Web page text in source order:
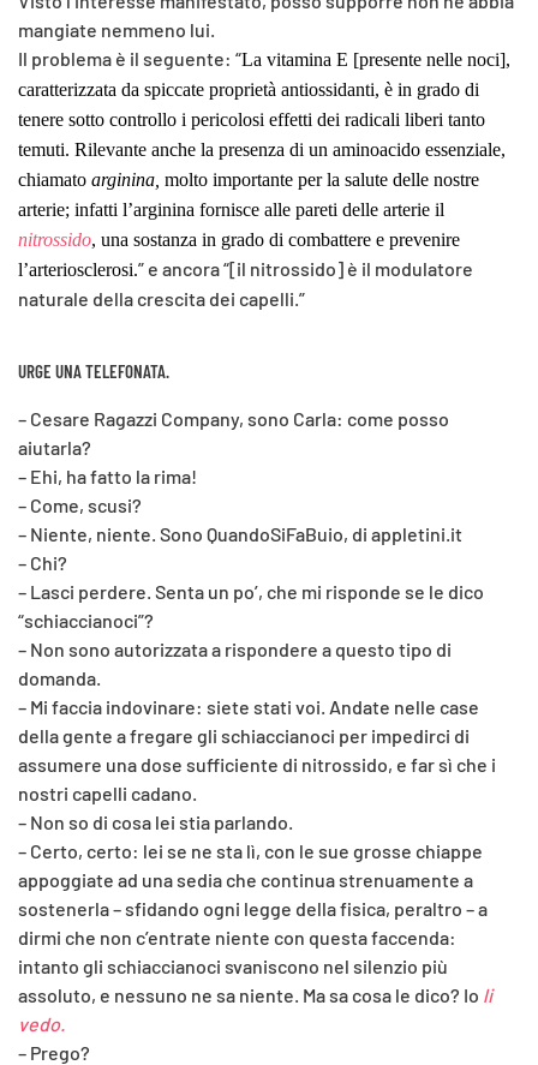
mangiate nemmeno lui.
Il problema è il seguente: “La vitamina E [presente nelle noci],
caratterizzata da spiccate proprietà antiossidanti, è in grado di
tenere sotto controllo i pericolosi effetti dei radicali liberi tanto
temuti. Rilevante anche la presenza di un aminoacido essenziale,
chiamato arginina, molto importante per la salute delle nostre
arterie; infatti l’arginina fornisce alle pareti delle arterie il
nitrossido, una sostanza in grado di combattere e prevenire
l’arteriosclerosi.” e ancora “[il nitrossido] è il modulatore
naturale della crescita dei capelli.”
URGE UNA TELEFONATA.
– Cesare Ragazzi Company, sono Carla: come posso
aiutarla?
– Ehi, ha fatto la rima!
– Come, scusi?
– Niente, niente. Sono QuandoSiFaBuio, di appletini.it
– Chi?
– Lasci perdere. Senta un po’, che mi risponde se le dico
“schiaccianoci”?
– Non sono autorizzata a rispondere a questo tipo di
domanda.
– Mi faccia indovinare: siete stati voi. Andate nelle case
della gente a fregare gli schiaccianoci per impedirci di
assumere una dose sufficiente di nitrossido, e far sì che i
nostri capelli cadano.
– Non so di cosa lei stia parlando.
– Certo, certo: lei se ne sta lì, con le sue grosse chiappe
appoggiate ad una sedia che continua strenuamente a
sostenerla – sfidando ogni legge della fisica, peraltro – a
dirmi che non c’entrate niente con questa faccenda:
intanto gli schiaccianoci svaniscono nel silenzio più
assoluto, e nessuno ne sa niente. Ma sa cosa le dico? Io li
vedo.
– Prego?